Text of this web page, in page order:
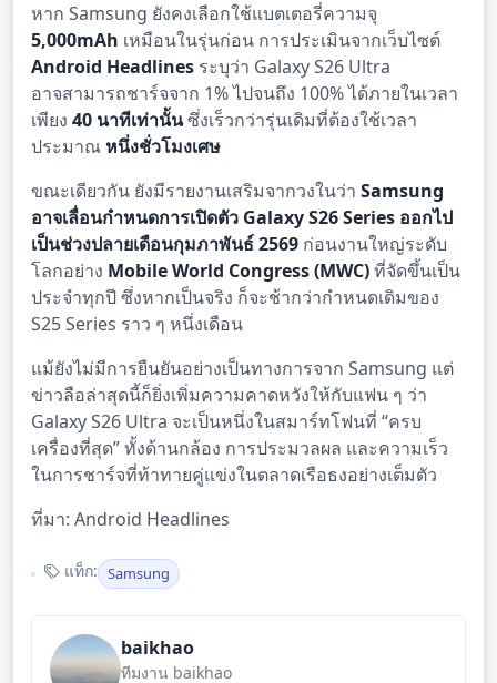
หาก Samsung ยังคงเลือกใช้แบตเตอรี่ความจุ
5,000mAh เหมือนในรุ่นก่อน การประเมินจากเว็บไซต์
Android Headlines ระบุว่า Galaxy S26 Ultra
อาจสามารถชาร์จจาก 1% ไปจนถึง 100% ได้ภายในเวลา
เพียง 40 นาทีเท่านั้นซึ่งเร็วกว่ารุ่นเดิมที่ต้องใช้เวลา
ประมาณ หนึ่งชั่วโมงเศษ
ขณะเดียวกัน ยังมีรายงานเสริมจากวงในว่า Samsung
อาจเลื่อนกำหนดการเปิดตัว Galaxy S26 Series ออกไป
เป็นช่วงปลายเดือนกุมภาพันธ์ 2569 ก่อนงานใหญ่ระดับ
โลกอย่าง Mobile World Congress (MWC)ที่จัดขึ้นเป็น
ประจำทุกปี ซึ่งหากเป็นจริง ก็จะช้ากว่ากำหนดเดิมของ
S25 Series ราว ๆ หนึ่งเดือน
แม้ยังไม่มีการยืนยันอย่างเป็นทางการจาก Samsung แต่
ข่าวลือล่าสุดนี้ก็ยิ่งเพิ่มความคาดหวังให้กับแฟน ๆ ว่า
Galaxy S26 Ultra จะเป็นหนึ่งในสมาร์ทโฟนที่ “ครบ
เครื่องที่สุด” ทั้งด้านกล้อง การประมวลผล และความเร็ว
ในการชาร์จที่ท้าทายคู่แข่งในตลาดเรือธงอย่างเต็มตัว
ที่มา: Android Headlines
แท็ก: Samsung
baikhao
ทีมงาน baikhao